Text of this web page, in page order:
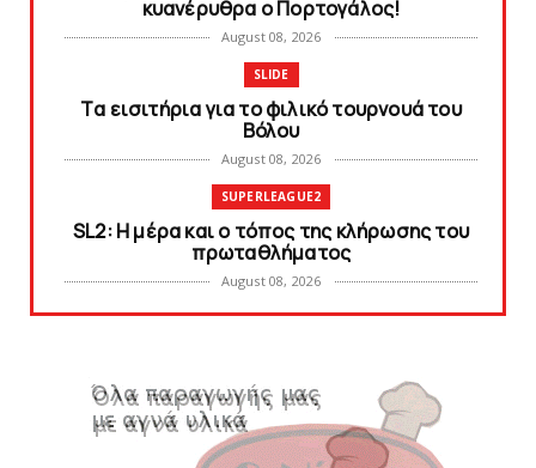
κυανέρυθρα ο Πορτογάλος!
August 08, 2026
SLIDE
Tα εισιτήρια για το φιλικό τουρνουά του
Bόλου
August 08, 2026
SUPERLEAGUE2
SL2: Η μέρα και ο τόπος της κλήρωσης του
πρωταθλήματος
August 08, 2026
KARA TALKS
August 07, 2026
KARA TALKS
«Kara Talks»: LIVE 21:00